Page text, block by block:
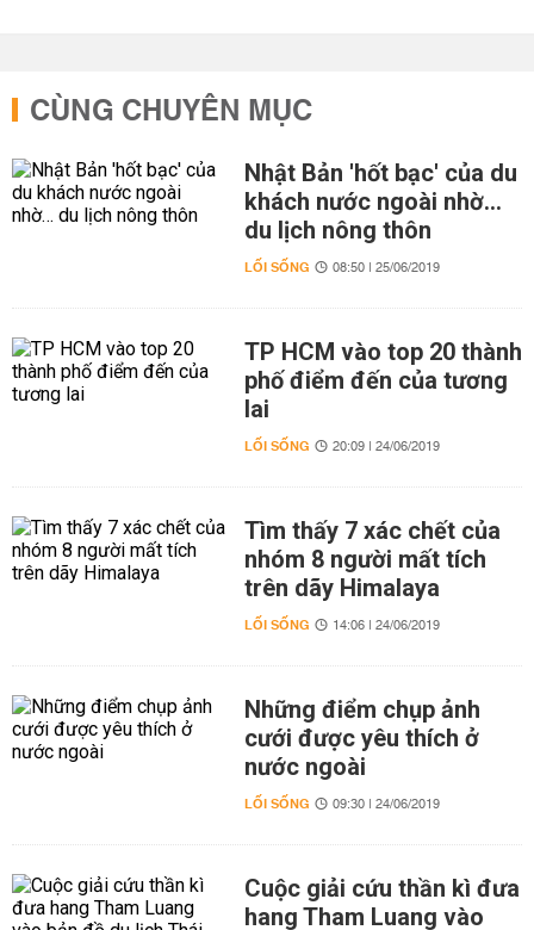
CÙNG CHUYÊN MỤC
Nhật Bản 'hốt bạc' của du
khách nước ngoài nhờ…
du lịch nông thôn
LỐI SỐNG 08:50 | 25/06/2019
TP HCM vào top 20 thành
phố điểm đến của tương
lai
LỐI SỐNG 20:09 | 24/06/2019
Tìm thấy 7 xác chết của
nhóm 8 người mất tích
trên dãy Himalaya
LỐI SỐNG 14:06 | 24/06/2019
Những điểm chụp ảnh
cưới được yêu thích ở
nước ngoài
LỐI SỐNG 09:30 | 24/06/2019
Cuộc giải cứu thần kì đưa
hang Tham Luang vào